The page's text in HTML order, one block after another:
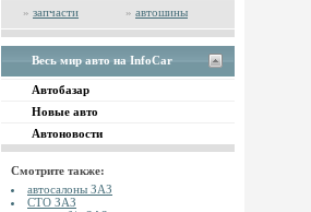
» запчасти » автошины
Весь мир авто на InfoCar
Автобазар
Новые авто
Автоновости
Смотрите также:
автосалоны ЗАЗ
СТО ЗАЗ